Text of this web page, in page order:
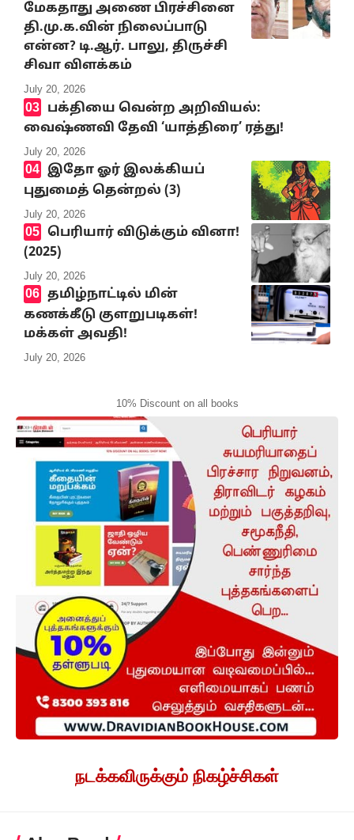
மேகதாது அணை பிரச்சினை
தி.மு.க.வின் நிலைப்பாடு
என்ன? டி.ஆர். பாலு, திருச்சி
சிவா விளக்கம்
July 20, 2026
பக்தியை வென்ற அறிவியல்:
வைஷ்ணவி தேவி ‘யாத்திரை’ ரத்து!
July 20, 2026
இதோ ஓர் இலக்கியப்
புதுமைத் தென்றல் (3)
July 20, 2026
பெரியார் விடுக்கும் வினா!
(2025)
July 20, 2026
தமிழ்நாட்டில் மின்
கணக்கீடு குளறுபடிகள்!
மக்கள் அவதி!
July 20, 2026
10% Discount on all books
நடக்கவிருக்கும் நிகழ்ச்சிகள்